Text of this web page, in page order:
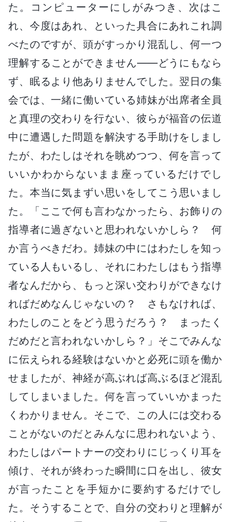
た。コンピューターにしがみつき、次はこ
れ、今度はあれ、といった具合にあれこれ調
べたのですが、頭がすっかり混乱し、何一つ
理解することができません――どうにもなら
ず、眠るより他ありませんでした。翌日の集
会では、一緒に働いている姉妹が出席者全員
と真理の交わりを行ない、彼らが福音の伝道
中に遭遇した問題を解決する手助けをしまし
たが、わたしはそれを眺めつつ、何を言って
いいかわからないまま座っているだけでし
た。本当に気まずい思いをしてこう思いまし
た。「ここで何も言わなかったら、お飾りの
指導者に過ぎないと思われないかしら？ 何
か言うべきだわ。姉妹の中にはわたしを知っ
ている人もいるし、それにわたしはもう指導
者なんだから、もっと深い交わりができなけ
ればだめなんじゃないの？ さもなければ、
わたしのことをどう思うだろう？ まったく
だめだと言われないかしら？」そこでみんな
に伝えられる経験はないかと必死に頭を働か
せましたが、神経が高ぶれば高ぶるほど混乱
してしまいました。何を言っていいかまった
くわかりません。そこで、この人には交わる
ことがないのだとみんなに思われないよう、
わたしはパートナーの交わりにじっくり耳を
傾け、それが終わった瞬間に口を出し、彼女
が言ったことを手短かに要約するだけでし
た。そうすることで、自分の交わりと理解が